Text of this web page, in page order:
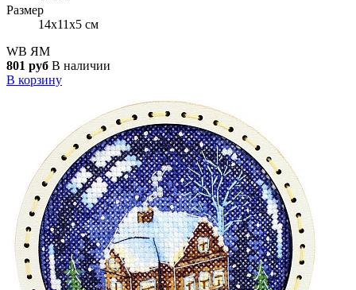
Размер
14x11x5 см
WB ЯМ
801 руб В наличии
В корзину